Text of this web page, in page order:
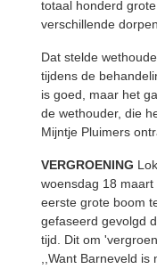
totaal honderd
verschillende
Dat stelde
tijdens de
is goed, maar het
de wethouder, die
Mijntje Pluimers
VERGROENING
woensdag 18
eerste grote boom
gefaseerd gevolgd
tijd. Dit om
,,Want Barneveld